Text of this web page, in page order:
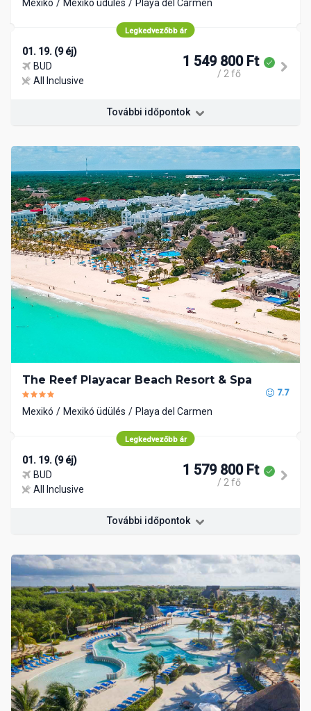
Mexikó Mexikó üdülés Playa del Carmen
Legkedvezőbb ár
01. 19. (9 éj)
BUD
All Inclusive
1 549 800 Ft
/ 2 fő
További időpontok
The Reef Playacar Beach Resort & Spa
7.7
Mexikó Mexikó üdülés Playa del Carmen
Legkedvezőbb ár
01. 19. (9 éj)
BUD
All Inclusive
1 579 800 Ft
/ 2 fő
További időpontok